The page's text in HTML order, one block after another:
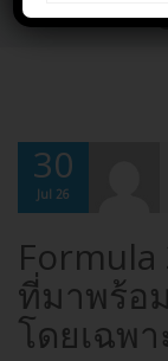
30
Jul 26
Formula
ที่มาพร้อ
โดยเฉพา